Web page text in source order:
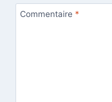
Commentaire *